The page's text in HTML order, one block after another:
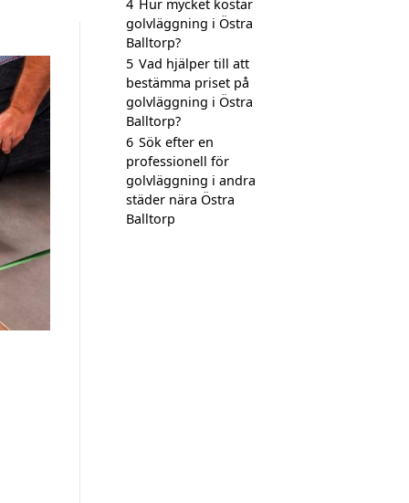
4 Hur mycket kostar
golvläggning i Östra
Balltorp?
5 Vad hjälper till att
bestämma priset på
golvläggning i Östra
Balltorp?
6 Sök efter en
professionell för
golvläggning i andra
städer nära Östra
Balltorp